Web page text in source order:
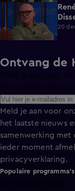
20
Ontvang de
Meld je aan voor
Meld je aan voor
het laatste nieuws
samenwerking met
ieder moment
privacyverklaring.
Populaire programma's